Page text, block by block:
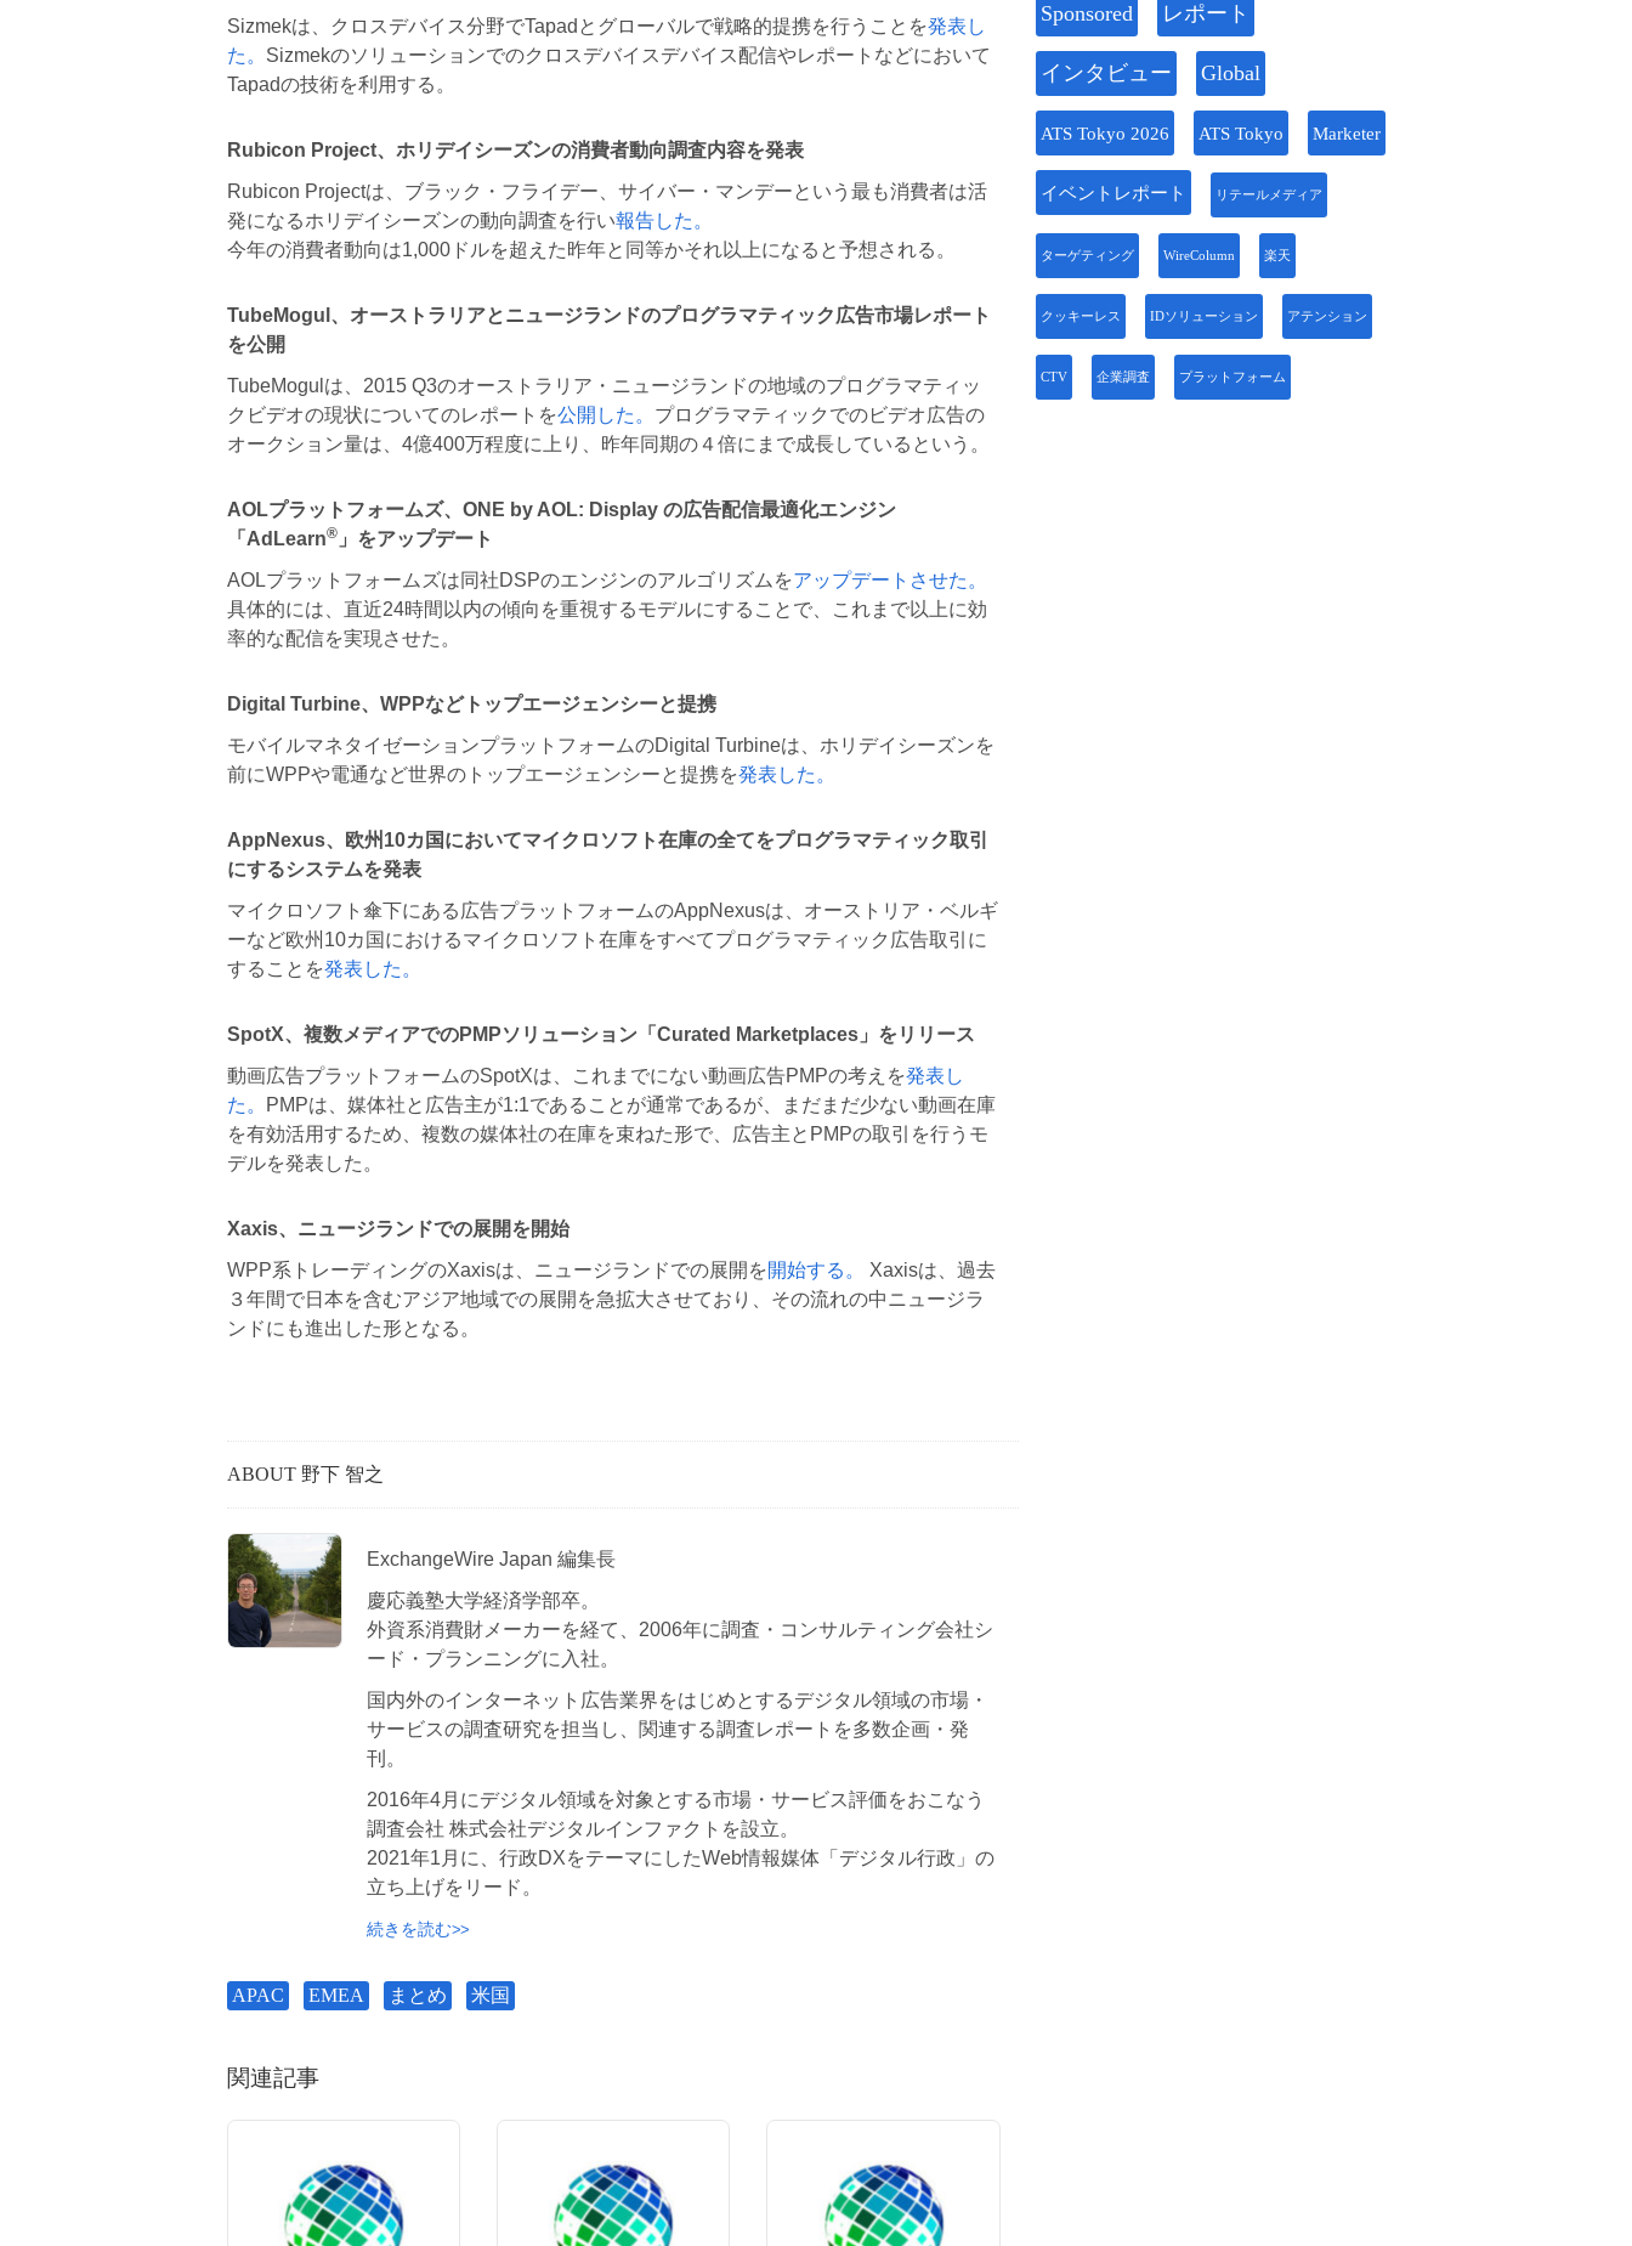
Sizmekは、クロスデバイス分野でTapadとグローバルで戦略的提携を行うことを発表し
た。 Sizmekのソリューションでのクロスデバイスデバイス配信やレポートなどにおいて
Tapadの技術を利用する。
Rubicon Project、ホリデイシーズンの消費者動向調査内容を発表
Rubicon Projectは、ブラック・フライデー、サイバー・マンデーという最も消費者は活
発になるホリデイシーズンの動向調査を行い報告した。
今年の消費者動向は1,000ドルを超えた昨年と同等かそれ以上になると予想される。
TubeMogul、オーストラリアとニュージランドのプログラマティック広告市場レポート
を公開
TubeMogulは、2015 Q3のオーストラリア・ニュージランドの地域のプログラマティッ
クビデオの現状についてのレポートを公開した。 プログラマティックでのビデオ広告の
オークション量は、4億400万程度に上り、昨年同期の４倍にまで成長しているという。
AOLプラットフォームズ、ONE by AOL: Display の広告配信最適化エンジン
「AdLearn® 」をアップデート
AOLプラットフォームズは同社DSPのエンジンのアルゴリズムをアップデートさせた。
具体的には、直近24時間以内の傾向を重視するモデルにすることで、これまで以上に効
率的な配信を実現させた。
Digital Turbine、WPPなどトップエージェンシーと提携
モバイルマネタイゼーションプラットフォームのDigital Turbineは、ホリデイシーズンを
前にWPPや電通など世界のトップエージェンシーと提携を発表した。
AppNexus、欧州10カ国においてマイクロソフト在庫の全てをプログラマティック取引
にするシステムを発表
マイクロソフト傘下にある広告プラットフォームのAppNexusは、オーストリア・ベルギ
ーなど欧州10カ国におけるマイクロソフト在庫をすべてプログラマティック広告取引に
することを発表した。
SpotX、複数メディアでのPMPソリューション「Curated Marketplaces」をリリース
動画広告プラットフォームのSpotXは、これまでにない動画広告PMPの考えを発表し
た。
PMPは、媒体社と広告主が1:1であることが通常であるが、まだまだ少ない動画在庫
を有効活用するため、複数の媒体社の在庫を束ねた形で、広告主とPMPの取引を行うモ
デルを発表した。
Xaxis、ニュージランドでの展開を開始
WPP系トレーディングのXaxisは、ニュージランドでの展開を開始する。 Xaxisは、過去
３年間で日本を含むアジア地域での展開を急拡大させており、その流れの中ニュージラ
ンドにも進出した形となる。
ABOUT 野下 智之
ExchangeWire Japan 編集長
慶応義塾大学経済学部卒。
外資系消費財メーカーを経て、2006年に調査・コンサルティング会社シ
ード・プランニングに入社。
国内外のインターネット広告業界をはじめとするデジタル領域の市場・
サービスの調査研究を担当し、関連する調査レポートを多数企画・発
刊。
2016年4月にデジタル領域を対象とする市場・サービス評価をおこなう
調査会社 株式会社デジタルインファクトを設立。
2021年1月に、行政DXをテーマにしたWeb情報媒体「デジタル行政」の
立ち上げをリード。
続きを読む
APAC EMEA まとめ 米国
関連記事
Sponsored レポート
インタビュー Global
ATS Tokyo 2026 ATS Tokyo Marketer
イベントレポート リテールメディア
ターゲティング WireColumn 楽天
クッキーレス IDソリューション アテンション
CTV 企業調査 プラットフォーム